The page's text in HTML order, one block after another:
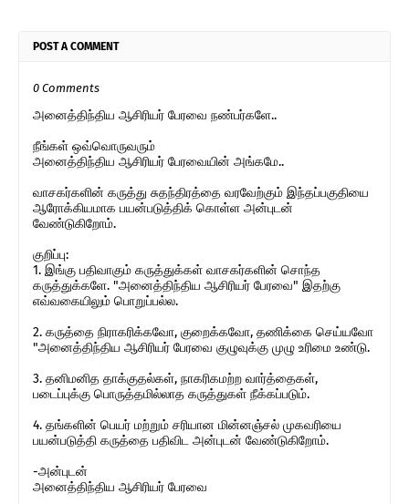
POST A COMMENT
0 Comments
அனைத்திந்திய ஆசிரியர் பேரவை நண்பர்களே..
நீங்கள் ஒவ்வொருவரும்
அனைத்திந்திய ஆசிரியர் பேரவையின் அங்கமே..
வாசகர்களின் கருத்து சுதந்திரத்தை வரவேற்கும் இந்தப்பகுதியை
ஆரோக்கியமாக பயன்படுத்திக் கொள்ள அன்புடன்
வேண்டுகிறோம்.
குறிப்பு:
1. இங்கு பதிவாகும் கருத்துக்கள் வாசகர்களின் சொந்த
கருத்துக்களே. "அனைத்திந்திய ஆசிரியர் பேரவை" இதற்கு
எவ்வகையிலும் பொறுப்பல்ல.
2. கருத்தை நிராகரிக்கவோ, குறைக்கவோ, தணிக்கை செய்யவோ
"அனைத்திந்திய ஆசிரியர் பேரவை குழுவுக்கு முழு உரிமை உண்டு.
3. தனிமனித தாக்குதல்கள், நாகரிகமற்ற வார்த்தைகள்,
படைப்புக்கு பொருத்தமில்லாத கருத்துகள் நீக்கப்படும்.
4. தங்களின் பெயர் மற்றும் சரியான மின்னஞ்சல் முகவரியை
பயன்படுத்தி கருத்தை பதிவிட அன்புடன் வேண்டுகிறோம்.
-அன்புடன்
அனைத்திந்திய ஆசிரியர் பேரவை